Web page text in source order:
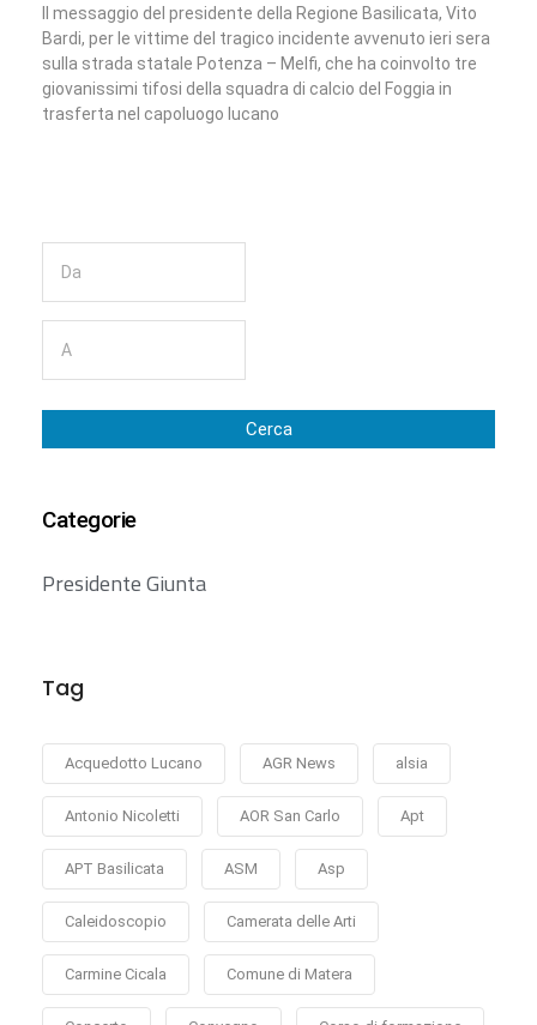
Il messaggio del presidente della Regione Basilicata, Vito
Bardi, per le vittime del tragico incidente avvenuto ieri sera
sulla strada statale Potenza – Melfi, che ha coinvolto tre
giovanissimi tifosi della squadra di calcio del Foggia in
trasferta nel capoluogo lucano
Cerca
Categorie
Presidente Giunta
Tag
Acquedotto Lucano AGR News alsia
Antonio Nicoletti AOR San Carlo Apt
APT Basilicata ASM Asp
Caleidoscopio Camerata delle Arti
Carmine Cicala Comune di Matera